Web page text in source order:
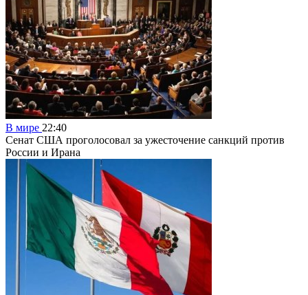
В мире 22:40
Сенат США проголосовал за ужесточение санкций против
России и Ирана